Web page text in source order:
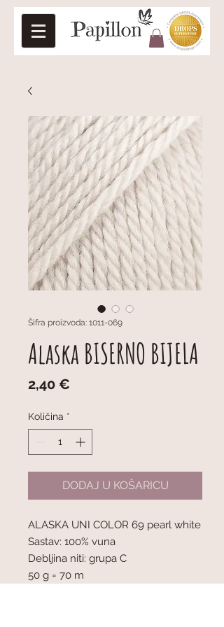
Šifra proizvoda: 1011-069
Alaska BISERNO BIJELA
2,40 €
Količina *
DODAJ U KOŠARICU
ALASKA UNI COLOR 69 pearl white
Sastav: 100% vuna
Debljina niti: grupa C
50 g = 70 m